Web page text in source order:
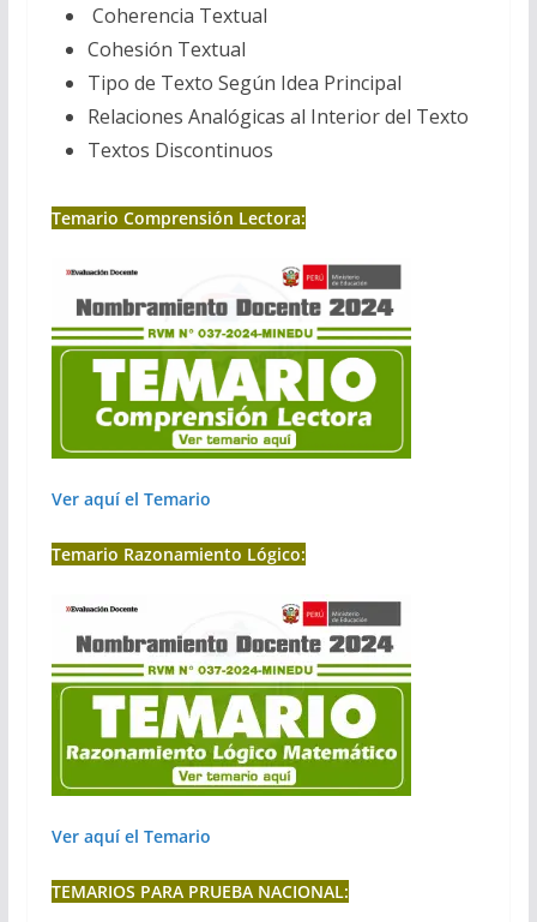
Coherencia Textual
Cohesión Textual
Tipo de Texto Según Idea Principal
Relaciones Analógicas al Interior del Texto
Textos Discontinuos
Temario Comprensión Lectora:
Ver aquí el Temario
Temario Razonamiento Lógico:
Ver aquí el Temario
TEMARIOS PARA PRUEBA NACIONAL: